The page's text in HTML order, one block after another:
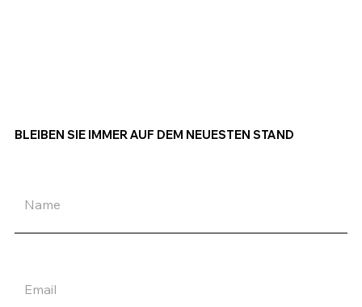
BLEIBEN SIE IMMER AUF DEM NEUESTEN STAND